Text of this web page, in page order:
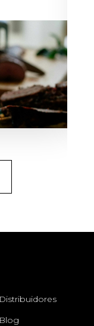
Distribuidores
Blog